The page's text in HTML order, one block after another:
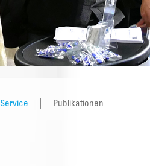
Service Publikationen